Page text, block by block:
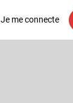
Je me connecte